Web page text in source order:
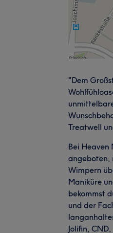
"Dem
Treatwell
Bei Heaven
angeboten,
Wimpern
Maniküre
bekommst
und der
Jolifin,